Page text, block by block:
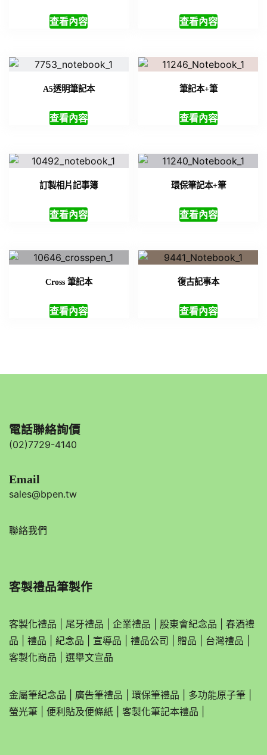
查看內容 查看內容
A5透明筆記本
查看內容
筆記本+筆
查看內容
訂製相片記事簿
查看內容
環保筆記本+筆
查看內容
Cross 筆記本
查看內容
復古記事本
查看內容
電話聯絡詢價
(02)7729-4140
Email
sales@bpen.tw
聯絡我們
客製禮品筆製作
客製化禮品 尾牙禮品 企業禮品 股東會紀念品
春酒禮
品
禮品 紀念品 宣導品 禮品公司 贈品 台灣禮品
客製化商品
選舉文宣品
金屬筆紀念品 廣告筆禮品 環保筆禮品 多功能原子筆
螢光筆
便利貼及便條紙 客製化筆記本禮品